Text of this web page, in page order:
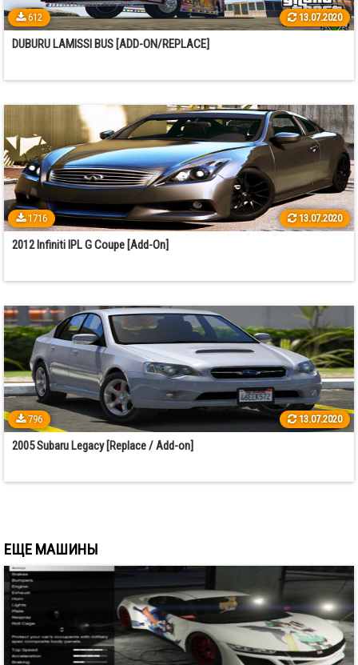
612 13.07.2020
DUBURU LAMISSI BUS [ADD-ON/REPLACE]
1716 13.07.2020
2012 Infiniti IPL G Coupe [Add-On]
796 13.07.2020
2005 Subaru Legacy [Replace / Add-on]
ЕЩЕ МАШИНЫ